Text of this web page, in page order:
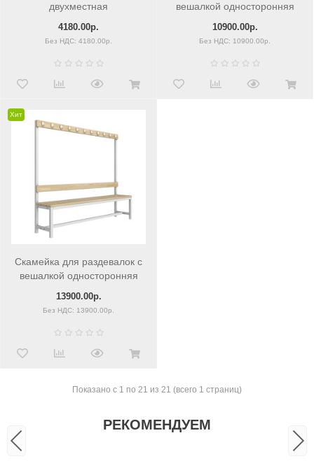
двухместная
4180.00р.
Без НДС: 4180.00р.
вешалкой односторонняя
10900.00р.
Без НДС: 10900.00р.
Хит
Скамейка для раздевалок c
вешалкой односторонняя
13900.00р.
Без НДС: 13900.00р.
Показано с 1 по 21 из 21 (всего 1 страниц)
РЕКОМЕНДУЕМ